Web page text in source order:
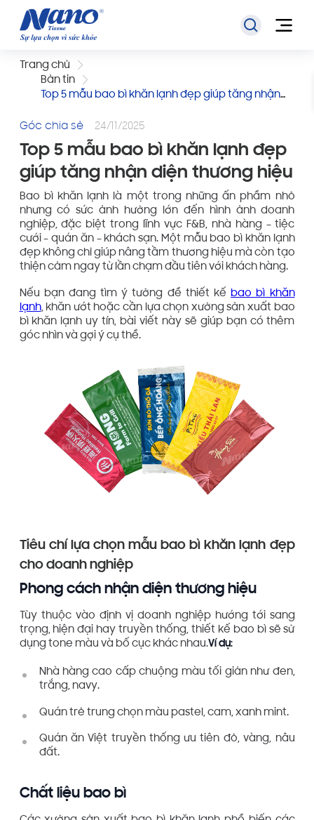
Trang chủ
Bản tin
Top 5 mẫu bao bì khăn lạnh đẹp giúp tăng nhận
Góc chia sẻ
24/11/2025
Top 5 mẫu bao bì khăn lạnh đẹp
giúp tăng nhận diện thương hiệu
Bao bì khăn lạnh là một trong những ấn phẩm nhỏ
nhưng có sức ảnh hưởng lớn đến hình ảnh doanh
nghiệp, đặc biệt trong lĩnh vực F&B, nhà hàng – tiệc
cưới – quán ăn – khách sạn. Một mẫu bao bì khăn lạnh
đẹp không chỉ giúp nâng tầm thương hiệu mà còn tạo
thiện cảm ngay từ lần chạm đầu tiên với khách hàng.
Nếu bạn đang tìm ý tưởng để thiết kế bao bì khăn
lạnh, khăn ướt hoặc cần lựa chọn xưởng sản xuất bao
bì khăn lạnh uy tín, bài viết này sẽ giúp bạn có thêm
góc nhìn và gợi ý cụ thể.
Tiêu chí lựa chọn mẫu bao bì khăn lạnh đẹp
cho doanh nghiệp
Phong cách nhận diện thương hiệu
Tùy thuộc vào định vị doanh nghiệp hướng tới sang
trọng, hiện đại hay truyền thống, thiết kế bao bì sẽ sử
dụng tone màu và bố cục khác nhau.Ví dụ:
Nhà hàng cao cấp chuộng màu tối giản như đen,
trắng, navy.
Quán trẻ trung chọn màu pastel, cam, xanh mint.
Quán ăn Việt truyền thống ưu tiên đỏ, vàng, nâu
đất.
Chất liệu bao bì